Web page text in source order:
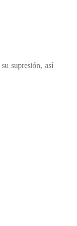
supresión, así